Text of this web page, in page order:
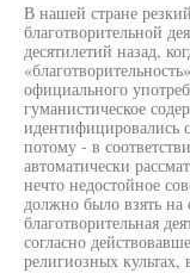
В нашей стране
благотворительной
десятилетий назад,
официального
гуманистическое
идентифицировались
потому - в
автоматически
нечто недостойное
должно было взять на
благотворительная
согласно
религиозных